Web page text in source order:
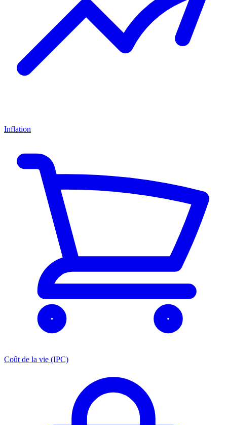
Inflation
Coût de la vie (IPC)